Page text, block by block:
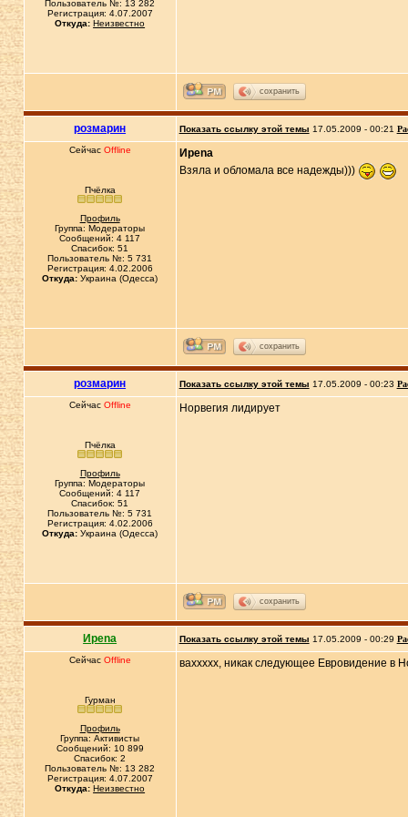
Пользователь №: 13 282
Регистрация: 4.07.2007
Откуда: Неизвестно
сохранить
розмарин Показать ссылку этой темы 17.05.2009 - 00:21
Сейчас Offline
Пчёлка
Профиль
Группа: Модераторы
Сообщений: 4 117
Спасибок: 51
Пользователь №: 5 731
Регистрация: 4.02.2006
Откуда: Украина (Одесса)
Иpena
Взяла и обломала все надежды)))
сохранить
розмарин Показать ссылку этой темы 17.05.2009 - 00:23
Сейчас Offline
Пчёлка
Профиль
Группа: Модераторы
Сообщений: 4 117
Спасибок: 51
Пользователь №: 5 731
Регистрация: 4.02.2006
Откуда: Украина (Одесса)
Норвегия лидирует
сохранить
Иpena Показать ссылку этой темы 17.05.2009 - 00:29
Сейчас Offline
Гурман
Профиль
Группа: Активисты
Сообщений: 10 899
Спасибок: 2
Пользователь №: 13 282
Регистрация: 4.07.2007
Откуда: Неизвестно
ваххххх, никак следующее Евровидение в